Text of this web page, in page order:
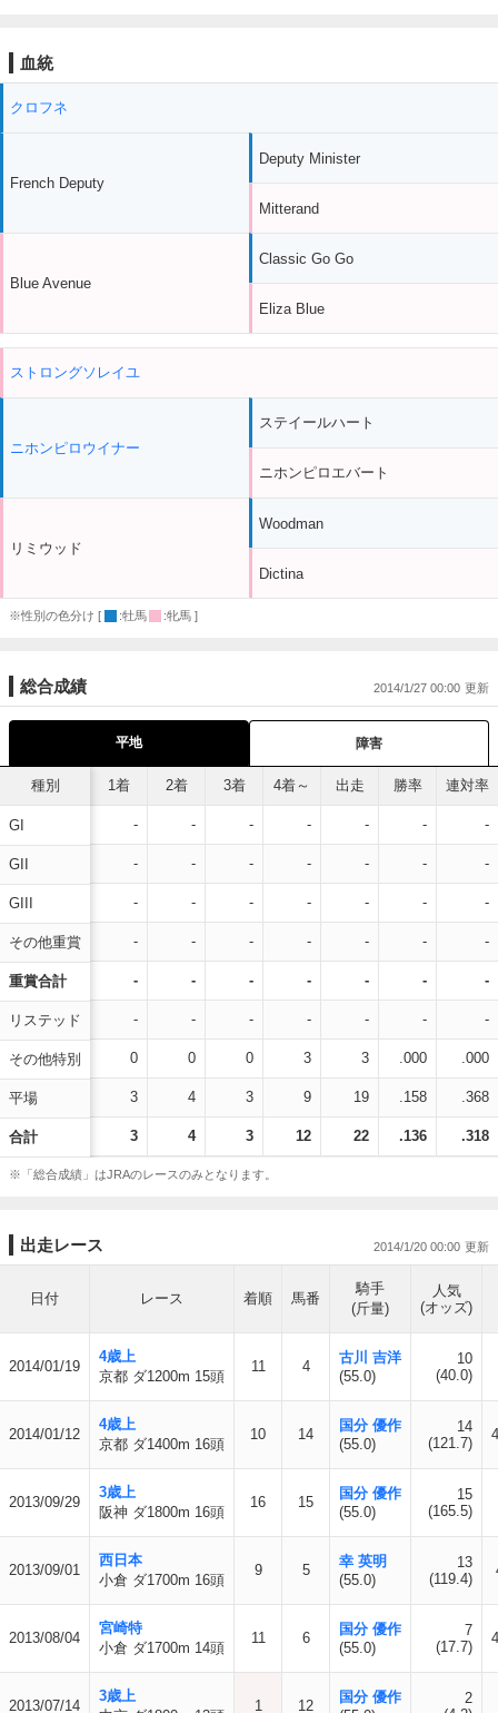
血統
クロフネ
French Deputy
Blue Avenue
Deputy Minister
Mitterand
Classic Go Go
Eliza Blue
ストロングソレイユ
ニホンピロウイナー
リミウッド
ステイールハート
ニホンピロエバート
Woodman
Dictina
※性別の色分け [ :牡馬 :牝馬 ]
総合成績 2014/1/27 00:00
平地 障害
種別
GI
GII
GIII
その他重賞
重賞合計
リステッド
その他特別
平場
合計
1着 2着 3着 4着～ 出走 勝率 連対率
- - - - - - -
- - - - - - -
- - - - - - -
- - - - - - -
- - - - - - -
- - - - - - -
0 0 0 3 3 .000 .000
3 4 3 9 19 .158 .368
3 4 3 12 22 .136 .318
※「総合成績」はJRAのレースのみとなります。
出走レース 2014/1/20 00:00
日付 レース 着順 馬番
騎手
(斤量)
人気
(オッズ)
2014/01/19
4歳上
京都 ダ1200m 15頭
11 4
古川 吉洋
(55.0)
10
(40.0)
2014/01/12
4歳上
京都 ダ1400m 16頭
10 14
国分 優作
(55.0)
14
(121.7)
2013/09/29
3歳上
阪神 ダ1800m 16頭
16 15
国分 優作
(55.0)
15
(165.5)
2013/09/01
西日本
小倉 ダ1700m 16頭
9 5
幸 英明
(55.0)
13
(119.4)
2013/08/04
宮崎特
小倉 ダ1700m 14頭
11 6
国分 優作
(55.0)
7
(17.7)
2013/07/14
3歳上
1 12
国分 優作
2